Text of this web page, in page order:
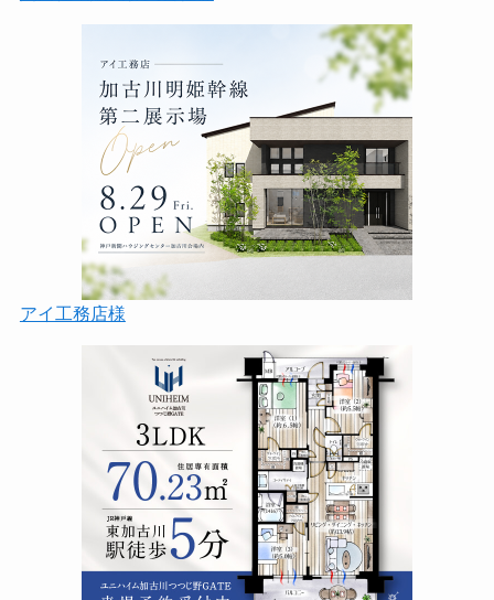
アイ工務店様